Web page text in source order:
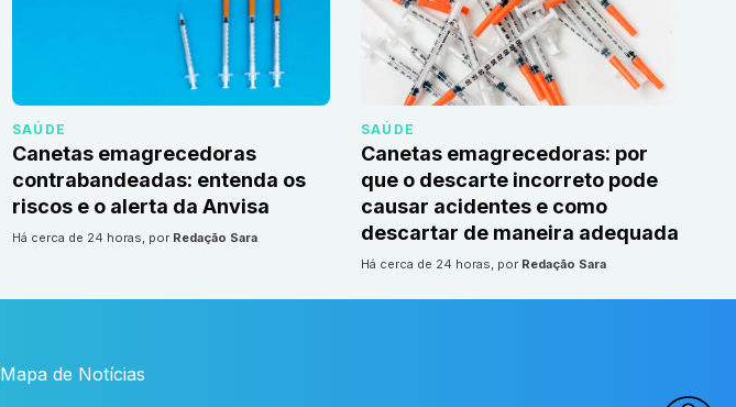
SAÚDE
Canetas emagrecedoras
contrabandeadas: entenda os
riscos e o alerta da Anvisa
há cerca de 24 horas, por Redação Sara
SAÚDE
Canetas emagrecedoras: por
que o descarte incorreto pode
causar acidentes e como
descartar de maneira adequada
há cerca de 24 horas, por Redação Sara
Mapa de Notícias